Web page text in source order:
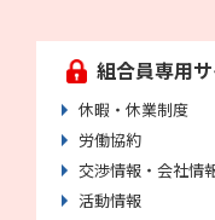
組合員専用サ
休暇・休業制度
労働協約
交渉情報・会社情
活動情報